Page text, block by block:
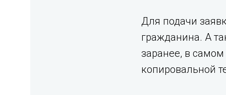
Для подачи
гражданина. А
заранее, в
копировальной